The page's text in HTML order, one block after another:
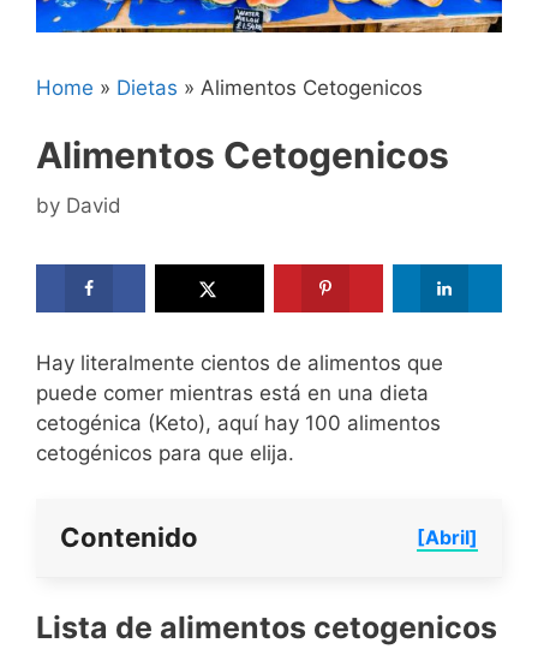
Home » Dietas » Alimentos Cetogenicos
Alimentos Cetogenicos
by David
Hay literalmente cientos de alimentos que
puede comer mientras está en una dieta
cetogénica (Keto), aquí hay 100 alimentos
cetogénicos para que elija.
Contenido [Abril]
Lista de alimentos cetogenicos